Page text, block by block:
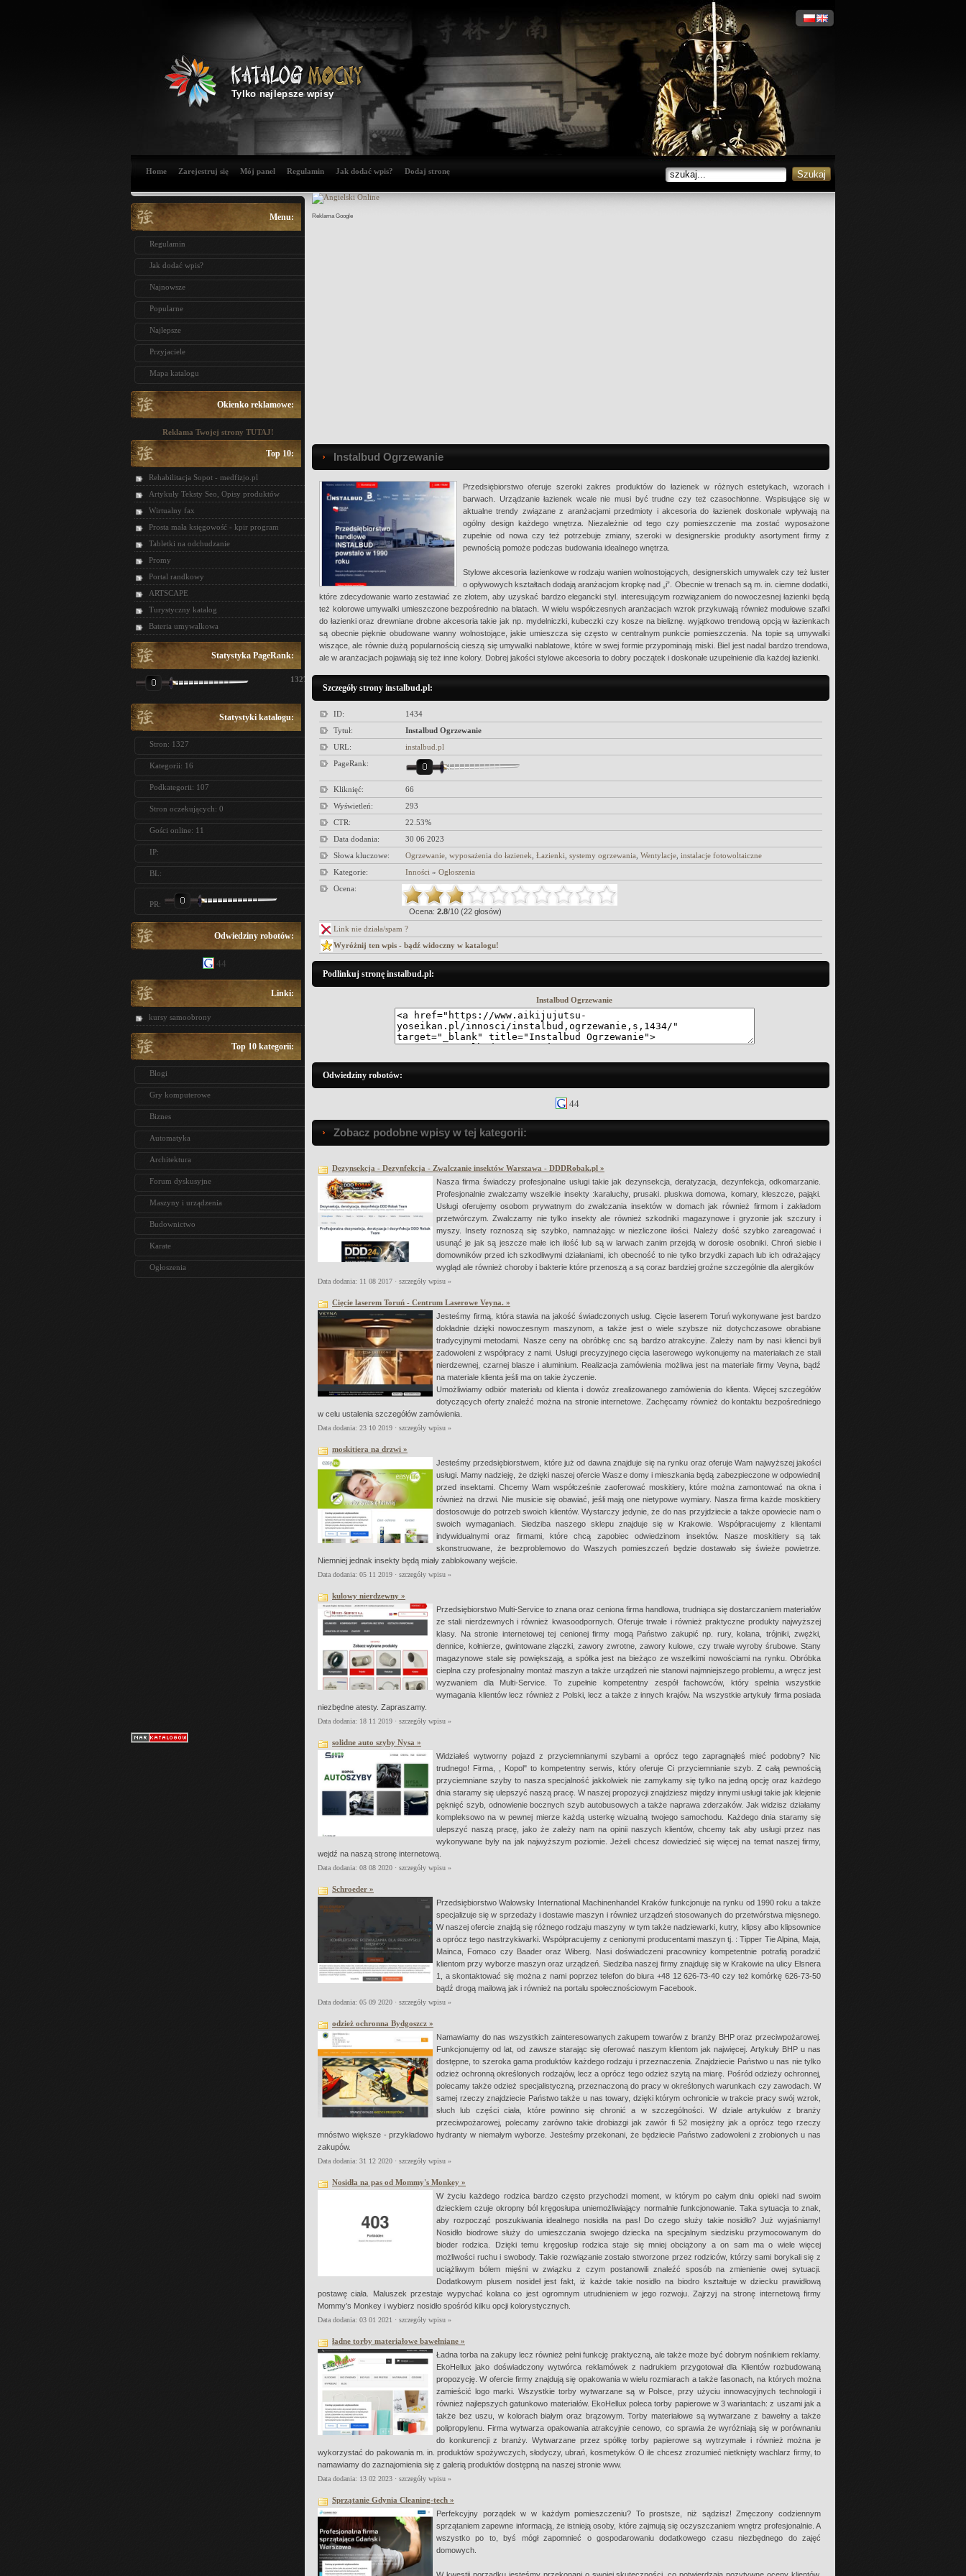
Tylko najlepsze wpisy
Home Zarejestruj się Mój panel Regulamin Jak dodać wpis? Dodaj stronę
Menu:
Regulamin
Jak dodać wpis?
Najnowsze
Popularne
Najlepsze
Przyjaciele
Mapa katalogu
Okienko reklamowe:
Reklama Twojej strony TUTAJ!
Top 10:
Rehabilitacja Sopot - medfizjo.pl
Artykuły Teksty Seo, Opisy produktów
Wirtualny fax
Prosta mała księgowość - kpir program
Tabletki na odchudzanie
Promy
Portal randkowy
ARTSCAPE
Turystyczny katalog
Bateria umywalkowa
Statystyka PageRank:
1327
Statystyki katalogu:
Stron: 1327
Kategorii: 16
Podkategorii: 107
Stron oczekujących: 0
Gości online: 11
IP:
BL:
PR:
Odwiedziny robotów:
44
Linki:
kursy samoobrony
Top 10 kategorii:
Blogi
Gry komputerowe
Biznes
Automatyka
Architektura
Forum dyskusyjne
Maszyny i urządzenia
Budownictwo
Karate
Ogłoszenia
Reklama Google
Instalbud Ogrzewanie
Przedsiębiorstwo oferuje szeroki zakres produktów do łazienek w różnych estetykach, wzorach i
barwach. Urządzanie łazienek wcale nie musi być trudne czy też czasochłonne. Wspisujące się w
aktualne trendy związane z aranżacjami przedmioty i akcesoria do łazienek doskonale wpływają na
ogólny design każdego wnętrza. Niezależnie od tego czy pomieszczenie ma zostać wyposażone
zupełnie od nowa czy też potrzebuje zmiany, szeroki w designerskie produkty asortyment firmy z
pewnością pomoże podczas budowania idealnego wnętrza.
Stylowe akcesoria łazienkowe w rodzaju wanien wolnostojących, designerskich umywalek czy też luster
o opływowych kształtach dodają aranżacjom kropkę nad „i”. Obecnie w trenach są m. in. ciemne dodatki,
które zdecydowanie warto zestawiać ze złotem, aby uzyskać bardzo elegancki styl. interesującym rozwiązaniem do nowoczesnej łazienki będą
też kolorowe umywalki umieszczone bezpośrednio na blatach. W wielu współczesnych aranżacjach wzrok przykuwają również modułowe szafki
do łazienki oraz drewniane drobne akcesoria takie jak np. mydelniczki, kubeczki czy kosze na bieliznę. wyjątkowo trendową opcją w łazienkach
są obecnie pięknie obudowane wanny wolnostojące, jakie umieszcza się często w centralnym punkcie pomieszczenia. Na topie są umywalki
wiszące, ale równie dużą popularnością cieszą się umywalki nablatowe, które w swej formie przypominają miski. Biel jest nadal bardzo trendowa,
ale w aranżacjach pojawiają się też inne kolory. Dobrej jakości stylowe akcesoria to dobry początek i doskonałe uzupełnienie dla każdej łazienki.
Szczegóły strony instalbud.pl:
ID:
1434
Tytuł:
Instalbud Ogrzewanie
URL:
instalbud.pl
PageRank:
Kliknięć:
66
Wyświetleń:
293
CTR:
22.53%
Data dodania:
30 06 2023
Słowa kluczowe:
Ogrzewanie wyposażenia do łazienek Łazienki systemy ogrzewania Wentylacje instalacje fotowoltaiczne
Kategorie:
Inności » Ogłoszenia
Ocena:
Ocena: 2.8/10 (22 głosów)
Link nie działa/spam ?
Wyróżnij ten wpis - bądź widoczny w katalogu!
Podlinkuj stronę instalbud.pl:
Instalbud Ogrzewanie
Odwiedziny robotów:
44
Zobacz podobne wpisy w tej kategorii:
Dezynsekcja - Dezynfekcja - Zwalczanie insektów Warszawa - DDDRobak.pl »
Nasza firma świadczy profesjonalne usługi takie jak dezynsekcja, deratyzacja, dezynfekcja, odkomarzanie.
Profesjonalnie zwalczamy wszelkie insekty :karaluchy, prusaki. pluskwa domowa, komary, kleszcze, pająki.
Usługi oferujemy osobom prywatnym do zwalczania insektów w domach jak również firmom i zakładom
przetwórczym. Zwalczamy nie tylko insekty ale również szkodniki magazynowe i gryzonie jak szczury i
myszy. Insety roznoszą się szybko, namnażając w niezliczone ilości. Należy dość szybko zareagować i
usunąć je jak są jeszcze małe ich ilość lub są w larwach zanim przejdą w dorosłe osobniki. Chroń siebie i
domowników przed ich szkodliwymi działaniami, ich obecność to nie tylko brzydki zapach lub ich odrażający
wygląd ale również choroby i bakterie które przenoszą a są coraz bardziej groźne szczególnie dla alergików
Data dodania: 11 08 2017 · szczegóły wpisu »
Cięcie laserem Toruń - Centrum Laserowe Veyna. »
Jesteśmy firmą, która stawia na jakość świadczonych usług. Cięcie laserem Toruń wykonywane jest bardzo
dokładnie dzięki nowoczesnym maszynom, a także jest o wiele szybsze niż dotychczasowe obrabiane
tradycyjnymi metodami. Nasze ceny na obróbkę cnc są bardzo atrakcyjne. Zależy nam by nasi klienci byli
zadowoleni z współpracy z nami. Usługi precyzyjnego cięcia laserowego wykonujemy na materiałach ze stali
nierdzewnej, czarnej blasze i aluminium. Realizacja zamówienia możliwa jest na materiale firmy Veyna, bądź
na materiale klienta jeśli ma on takie życzenie.
Umożliwiamy odbiór materiału od klienta i dowóz zrealizowanego zamówienia do klienta. Więcej szczegółów
dotyczących oferty znaleźć można na stronie internetowe. Zachęcamy również do kontaktu bezpośredniego
w celu ustalenia szczegółów zamówienia.
Data dodania: 23 10 2019 · szczegóły wpisu »
moskitiera na drzwi »
Jesteśmy przedsiębiorstwem, które już od dawna znajduje się na rynku oraz oferuje Wam najwyższej jakości
usługi. Mamy nadzieję, że dzięki naszej ofercie Wasze domy i mieszkania będą zabezpieczone w odpowiedni|
przed insektami. Chcemy Wam współcześnie zaoferować moskitiery, które można zamontować na okna i
również na drzwi. Nie musicie się obawiać, jeśli mają one nietypowe wymiary. Nasza firma każde moskitiery
dostosowuje do potrzeb swoich klientów. Wystarczy jedynie, że do nas przyjdziecie a także opowiecie nam o
swoich wymaganiach. Siedziba naszego sklepu znajduje się w Krakowie. Współpracujemy z klientami
indywidualnymi oraz firmami, które chcą zapobiec odwiedzinom insektów. Nasze moskitiery są tak
skonstruowane, że bezproblemowo do Waszych pomieszczeń będzie dostawało się świeże powietrze.
Niemniej jednak insekty będą miały zablokowany wejście.
Data dodania: 05 11 2019 · szczegóły wpisu »
kulowy nierdzewny »
Przedsiębiorstwo Multi-Service to znana oraz ceniona firma handlowa, trudniąca się dostarczaniem materiałów
ze stali nierdzewnych i również kwasoodpornych. Oferuje trwałe i również praktyczne produkty najwyższej
klasy. Na stronie internetowej tej cenionej firmy mogą Państwo zakupić np. rury, kolana, trójniki, zwężki,
dennice, kołnierze, gwintowane złączki, zawory zwrotne, zawory kulowe, czy trwałe wyroby śrubowe. Stany
magazynowe stale się powiększają, a spółka jest na bieżąco ze wszelkimi nowościami na rynku. Obróbka
cieplna czy profesjonalny montaż maszyn a także urządzeń nie stanowi najmniejszego problemu, a wręcz jest
wyzwaniem dla Multi-Service. To zupełnie kompetentny zespół fachowców, który spełnia wszystkie
wymagania klientów lecz również z Polski, lecz a także z innych krajów. Na wszystkie artykuły firma posiada
niezbędne atesty. Zapraszamy.
Data dodania: 18 11 2019 · szczegóły wpisu »
solidne auto szyby Nysa »
Widziałeś wytworny pojazd z przyciemnianymi szybami a oprócz tego zapragnąłeś mieć podobny? Nic
trudnego! Firma, , Kopol" to kompetentny serwis, który oferuje Ci przyciemnianie szyb. Z całą pewnością
przyciemniane szyby to nasza specjalność jakkolwiek nie zamykamy się tylko na jedną opcję oraz każdego
dnia staramy się ulepszyć naszą pracę. W naszej propozycji znajdziesz między innymi usługi takie jak klejenie
pęknięć szyb, odnowienie bocznych szyb autobusowych a także naprawa zderzaków. Jak widzisz działamy
kompleksowo na w pewnej mierze każdą usterkę wizualną twojego samochodu. Każdego dnia staramy się
ulepszyć naszą pracę, jako że zależy nam na opinii naszych klientów, chcemy tak aby usługi przez nas
wykonywane były na jak najwyższym poziomie. Jeżeli chcesz dowiedzieć się więcej na temat naszej firmy,
wejdź na naszą stronę internetową.
Data dodania: 08 08 2020 · szczegóły wpisu »
Schroeder »
Przedsiębiorstwo Walowsky International Machinenhandel Kraków funkcjonuje na rynku od 1990 roku a także
specjalizuje się w sprzedaży i dostawie maszyn i również urządzeń stosowanych do przetwórstwa mięsnego.
W naszej ofercie znajdą się różnego rodzaju maszyny w tym także nadziewarki, kutry, klipsy albo klipsownice
a oprócz tego nastrzykiwarki. Współpracujemy z cenionymi producentami maszyn tj. : Tipper Tie Alpina, Maja,
Mainca, Fomaco czy Baader oraz Wiberg. Nasi doświadczeni pracownicy kompetentnie potrafią poradzić
klientom przy wyborze maszyn oraz urządzeń. Siedziba naszej firmy znajduję się w Krakowie na ulicy Elsnera
1, a skontaktować się można z nami poprzez telefon do biura +48 12 626-73-40 czy też komórkę 626-73-50
bądź drogą mailową jak i również na portalu społecznościowym Facebook.
Data dodania: 05 09 2020 · szczegóły wpisu »
odzież ochronna Bydgoszcz »
Namawiamy do nas wszystkich zainteresowanych zakupem towarów z branży BHP oraz przeciwpożarowej.
Funkcjonujemy od lat, od zawsze starając się oferować naszym klientom jak najwięcej. Artykuły BHP u nas
dostępne, to szeroka gama produktów każdego rodzaju i przeznaczenia. Znajdziecie Państwo u nas nie tylko
odzież ochronną określonych rodzajów, lecz a oprócz tego odzież szytą na miarę. Pośród odzieży ochronnej,
polecamy także odzież specjalistyczną, przeznaczoną do pracy w określonych warunkach czy zawodach. W
samej rzeczy znajdziecie Państwo także u nas towary, dzięki którym ochronicie w trakcie pracy swój wzrok,
słuch lub części ciała, które powinno się chronić a w szczególności. W dziale artykułów z branży
przeciwpożarowej, polecamy zarówno takie drobiazgi jak zawór fi 52 mosiężny jak a oprócz tego rzeczy
mnóstwo większe - przykładowo hydranty w niemałym wyborze. Jesteśmy przekonani, że będziecie Państwo zadowoleni z zrobionych u nas
zakupów.
Data dodania: 31 12 2020 · szczegóły wpisu »
Nosidła na pas od Mommy's Monkey »
W życiu każdego rodzica bardzo często przychodzi moment, w którym po całym dniu opieki nad swoim
dzieckiem czuje okropny ból kręgosłupa uniemożliwiający normalnie funkcjonowanie. Taka sytuacja to znak,
aby rozpocząć poszukiwania idealnego nosidła na pas! Do czego służy takie nosidło? Już wyjaśniamy!
Nosidło biodrowe służy do umieszczania swojego dziecka na specjalnym siedzisku przymocowanym do
bioder rodzica. Dzięki temu kręgosłup rodzica staje się mniej obciążony a on sam ma o wiele więcej
możliwości ruchu i swobody. Takie rozwiązanie zostało stworzone przez rodziców, którzy sami borykali się z
uciążliwym bólem mięśni w związku z czym postanowili znaleźć sposób na zmienienie owej sytuacji.
Dodatkowym plusem nosideł jest fakt, iż każde takie nosidło na biodro kształtuje w dziecku prawidłową
postawę ciała. Maluszek przestaje wypychać kolana co jest ogromnym utrudnieniem w jego rozwoju. Zajrzyj na stronę internetową firmy
Mommy’s Monkey i wybierz nosidło spośród kilku opcji kolorystycznych.
Data dodania: 03 01 2021 · szczegóły wpisu »
ładne torby materiałowe bawełniane »
Ładna torba na zakupy lecz również pełni funkcję praktyczną, ale także może być dobrym nośnikiem reklamy.
EkoHellux jako doświadczony wytwórca reklamówek z nadrukiem przygotował dla Klientów rozbudowaną
propozycję. W ofercie firmy znajdują się opakowania w wielu rozmiarach a także fasonach, na których można
zamieścić logo marki. Wszystkie torby wytwarzane są w Polsce, przy użyciu innowacyjnych technologii i
również najlepszych gatunkowo materiałów. EkoHellux poleca torby papierowe w 3 wariantach: z uszami jak a
także bez uszu, w kolorach białym oraz brązowym. Torby materiałowe są wytwarzane z bawełny a także
polipropylenu. Firma wytwarza opakowania atrakcyjnie cenowo, co sprawia że wyróżniają się w porównaniu
do konkurencji z branży. Wytwarzane przez spółkę torby papierowe są wytrzymałe i również można je
wykorzystać do pakowania m. in. produktów spożywczych, słodyczy, ubrań, kosmetyków. O ile chcesz zrozumieć nietknięty wachlarz firmy, to
namawiamy do zaznajomienia się z galerią produktów dostępną na naszej stronie www.
Data dodania: 13 02 2023 · szczegóły wpisu »
Sprzątanie Gdynia Cleaning-tech »
Perfekcyjny porządek w w każdym pomieszczeniu? To prostsze, niż sądzisz! Zmęczony codziennym
sprzątaniem zapewne informacją, że istnieją osoby, które zajmują się oczyszczaniem wnętrz profesjonalnie. A
wszystko po to, byś mógł zapomnieć o gospodarowaniu dodatkowego czasu niezbędnego do zajęć
domowych.